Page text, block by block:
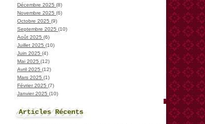
Décembre 2025 (8)
Novembre 2025 (6)
Octobre 2025 (9)
Septembre 2025 (10)
Août 2025 (6)
Juillet 2025 (10)
Juin 2025 (4)
Mai 2025 (12)
Avril 2025 (12)
Mars 2025 (1)
Février 2025 (7)
Janvier 2025 (10)
Articles Récents